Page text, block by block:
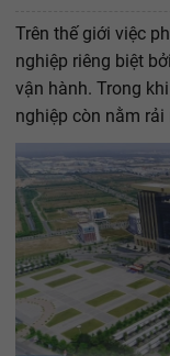
Trên thế giới việc
nghiệp riêng biệt
vận hành. Trong
nghiệp còn nằm rải